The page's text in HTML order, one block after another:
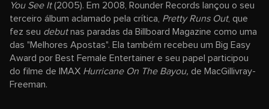
You See It(2005). Em 2008, Rounder Records lançou o seu
terceiro álbum aclamado pela crítica, Pretty Runs Out, que
fez seu debutnas paradas da Billboard Magazine como uma
das "Melhores Apostas". Ela também recebeu um Big Easy
Award por Best Female Entertainer e seu papel participou
do filme de IMAX Hurricane On The Bayou, de MacGillivray-
Freeman.